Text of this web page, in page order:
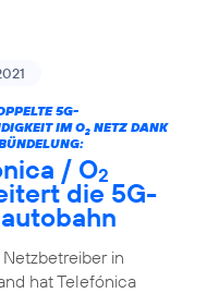
5G-
IM O2NETZ DANK
/ O2
die 5G-
in
hat Telefónica